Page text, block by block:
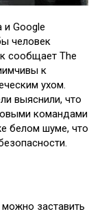
и Google
человек
сообщает The
к
ухом.
выяснили, что
командами
белом шуме, что
заставить